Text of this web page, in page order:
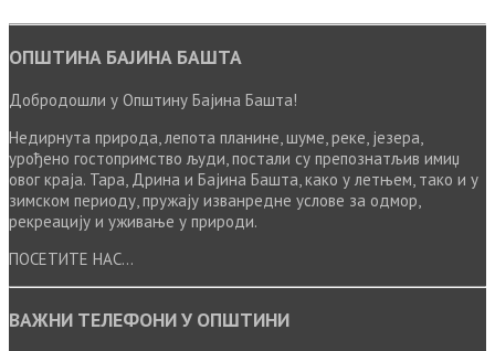
ОПШТИНА БАЈИНА БАШТА
Добродошли у Општину Бајина Башта!
Недирнута природа, лепота планине, шуме, реке, језера,
урођено гостопримство људи, постали су препознатљив имиџ
овог краја. Тара, Дрина и Бајина Башта, како у летњем, тако и у
зимском периоду, пружају изванредне услове за одмор,
рекреацију и уживање у природи.
ПОСЕТИТЕ НАС...
ВАЖНИ ТЕЛЕФОНИ У ОПШТИНИ